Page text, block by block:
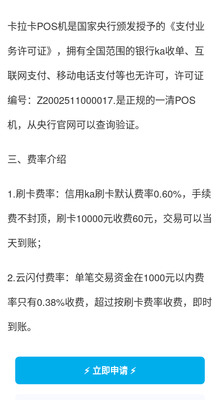
卡拉卡POS机是国家央行颁发授予的《支付业
务许可证》，拥有全国范围的银行ka收单、互
联网支付、移动电话支付等也无许可，许可证
编号：Z2002511000017.是正规的一清POS
机，从央行官网可以查询验证。
三、费率介绍
1.刷卡费率：信用ka刷卡默认费率0.60%，手续
费不封顶，刷卡10000元收费60元，交易可以当
天到账；
2.云闪付费率：单笔交易资金在1000元以内费
率只有0.38%收费，超过按刷卡费率收费，即时
到账。
⚡ 立即申请 ⚡